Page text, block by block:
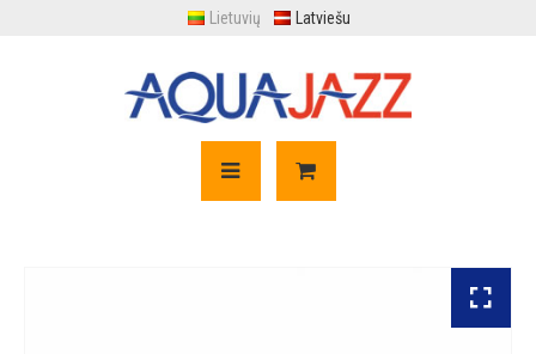
Lietuvių Latviešu